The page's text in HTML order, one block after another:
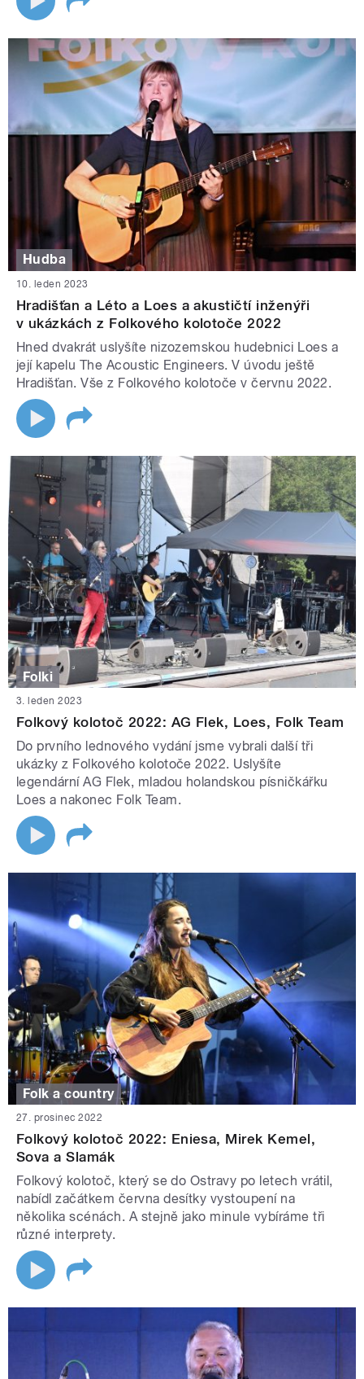
Hudba
10. leden 2023
Hradišťan a Léto a Loes a akustičtí inženýři
v ukázkách z Folkového kolotoče 2022
Hned dvakrát uslyšíte nizozemskou hudebnici Loes a
její kapelu The Acoustic Engineers. V úvodu ještě
Hradišťan. Vše z Folkového kolotoče v červnu 2022.
Folki
3. leden 2023
Folkový kolotoč 2022: AG Flek, Loes, Folk Team
Do prvního lednového vydání jsme vybrali další tři
ukázky z Folkového kolotoče 2022. Uslyšíte
legendární AG Flek, mladou holandskou písničkářku
Loes a nakonec Folk Team.
Folk a country
27. prosinec 2022
Folkový kolotoč 2022: Eniesa, Mirek Kemel,
Sova a Slamák
Folkový kolotoč, který se do Ostravy po letech vrátil,
nabídl začátkem června desítky vystoupení na
několika scénách. A stejně jako minule vybíráme tři
různé interprety.